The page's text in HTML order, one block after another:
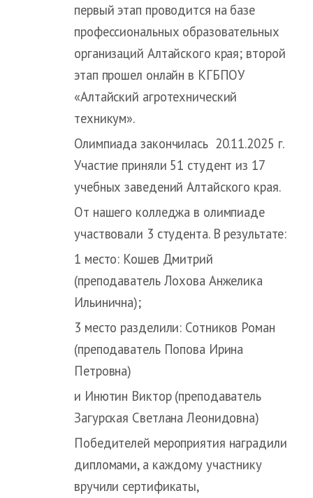
первый этап проводится на базе
профессиональных образовательных
организаций Алтайского края; второй
этап прошел онлайн в КГБПОУ
«Алтайский агротехнический
техникум».
Олимпиада закончилась 20.11.2025 г.
Участие приняли 51 студент из 17
учебных заведений Алтайского края.
От нашего колледжа в олимпиаде
участвовали 3 студента. В результате:
1 место: Кошев Дмитрий
(преподаватель Лохова Анжелика
Ильинична);
3 место разделили: Сотников Роман
(преподаватель Попова Ирина
Петровна)
и Инютин Виктор (преподаватель
Загурская Светлана Леонидовна)
Победителей мероприятия наградили
дипломами, а каждому участнику
вручили сертификаты,